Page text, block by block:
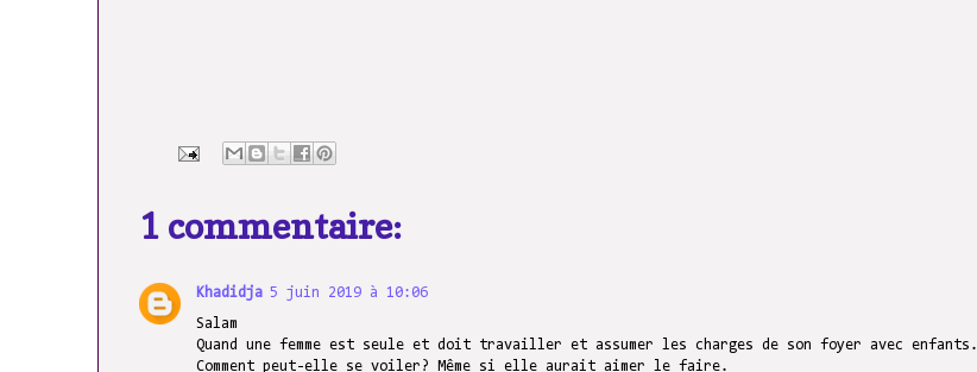
1 commentaire:
Khadidja 5 juin 2019 à 10:06
Salam
Quand une femme est seule et doit travailler et assumer les charges de son foyer avec enfants.
Comment peut-elle se voiler? Même si elle aurait aimer le faire.